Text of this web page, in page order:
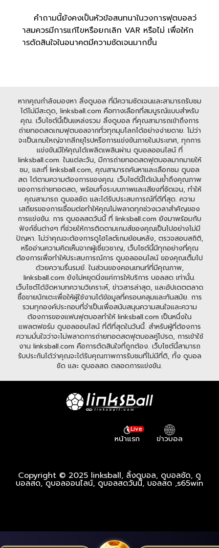
คำถามนี้ยังคงเป็นหัวข้อสนทนาในวงการฟุตบอลว่
าสมควรมีการแก้ไขหรือยกเลิก VAR หรือไม่ เพื่อให้ก
ารตัดสินใจในอนาคตมีความชัดเจนมากขึ้น
หากคุณกำลังมองหา ลิ้งดูบอล ที่มีความชัดเจนและสามารถรับชม
ได้ไม่มีสะดุด, linksball.com คือทางเลือกที่สมบูรณ์แบบสำหรับ
คุณ. เว็บไซต์นี้เป็นแหล่งรวม ลิ้งดูบอล ที่คุณสามารถเข้าถึงการ
ถ่ายทอดสดเกมฟุตบอลจากทั่วทุกมุมโลกได้อย่างง่ายดาย. ไม่ว่า
จะเป็นเกมใหญ่จากลีกยุโรปหรือการแข่งขันภายในประเทศ, ทุกการ
แข่งขันมีให้คุณได้เพลิดเพลินผ่าน ดูบอลออนไลน์ ที่
linksball.com. ในแต่ละวัน, มีการถ่ายทอดสดฟุตบอลมากมายให้
ชม, และที่ linksball.com, คุณสามารถค้นหาและเลือกชม ดูบอล
สด ได้ตามความต้องการของคุณ. เว็บไซต์นี้ได้เน้นย้ำถึงคุณภาพ
ของการถ่ายทอดสด, พร้อมทั้งระบบภาพและเสียงที่ชัดเจน, ทำให้
คุณสามารถ ดูบอลชัด และได้รับประสบการณ์ที่ดีที่สุด. ความ
เสถียรของการเชื่อมต่อทำให้คุณไม่พลาดทุกช่วงเวลาสำคัญของ
การแข่งขัน. การ ดูบอลสดวันนี้ ที่ linksball.com ยังมาพร้อมกับ
ฟังก์ชั่นต่างๆ ที่ช่วยให้การติดตามเกมส์ของคุณเป็นไปอย่างไม่มี
ปัญหา. ไม่ว่าคุณจะต้องการดูไฮไลต์เกมย้อนหลัง, ตรวจสอบสถิติ,
หรืออ่านความคิดเห็นจากผู้เชี่ยวชาญ, เว็บไซต์นี้มีทุกอย่างที่คุณ
ต้องการเพื่อทำให้ประสบการณ์การ ดูบอลออนไลน์ ของคุณเต็มไป
ด้วยความรื่นรมย์. ในส่วนของคอนเทนท์ที่มีคุณภาพ,
linksball.com ยังไม่หยุดนิ่งแค่การให้บริการ บอลสด เท่านั้น.
เว็บไซต์ได้จัดหาบทความวิเคราะห์, ข่าวสารล่าสุด, และอัปเดตตลาด
ซื้อขายนักเตะเพื่อให้ผู้ใช้งานได้ข้อมูลที่ครอบคลุมและทันสมัย. การ
รวมทุกองค์ประกอบที่จำเป็นเพื่อสนับสนุนความสนใจและความ
ต้องการของแฟนฟุตบอลทำให้ linksball.com เป็นหนึ่งใน
แพลตฟอร์ม ดูบอลออนไลน์ ที่ดีที่สุดในวันนี้. สำหรับผู้ที่ต้องการ
ความมั่นใจว่าจะไม่พลาดการถ่ายทอดสดฟุตบอลคู่โปรด, การเข้าใช้
งาน linksball.com คือการตัดสินใจที่ถูกต้อง. เว็บไซต์นี้สามารถ
รับประกันได้ว่าคุณจะได้รับคุณภาพการรับชมที่ไม่มีที่ติ, ทั้ง ดูบอล
ชัด และ ดูบอลสด ตลอดการแข่งขัน.
ข่าวบอล
Live
หน้าแรก
Copyright © 2025 linksball, ลิ้งดูบอล, ดูบอลชัด, ดู
บอลสด, ดูบอลออนไลน์, ดูบอลสดวันนี้, บอลสด ,s65win